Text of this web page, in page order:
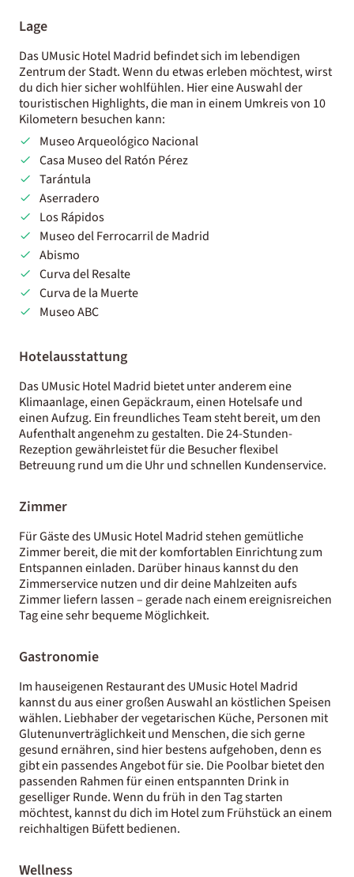
Lage
Das UMusic Hotel Madrid befindet sich im lebendigen
Zentrum der Stadt. Wenn du etwas erleben möchtest, wirst
du dich hier sicher wohlfühlen. Hier eine Auswahl der
touristischen Highlights, die man in einem Umkreis von 10
Kilometern besuchen kann:
Museo Arqueológico Nacional
Casa Museo del Ratón Pérez
Tarántula
Aserradero
Los Rápidos
Museo del Ferrocarril de Madrid
Abismo
Curva del Resalte
Curva de la Muerte
Museo ABC
Hotelausstattung
Das UMusic Hotel Madrid bietet unter anderem eine
Klimaanlage, einen Gepäckraum, einen Hotelsafe und
einen Aufzug. Ein freundliches Team steht bereit, um den
Aufenthalt angenehm zu gestalten. Die 24-Stunden-
Rezeption gewährleistet für die Besucher flexibel
Betreuung rund um die Uhr und schnellen Kundenservice.
Zimmer
Für Gäste des UMusic Hotel Madrid stehen gemütliche
Zimmer bereit, die mit der komfortablen Einrichtung zum
Entspannen einladen. Darüber hinaus kannst du den
Zimmerservice nutzen und dir deine Mahlzeiten aufs
Zimmer liefern lassen – gerade nach einem ereignisreichen
Tag eine sehr bequeme Möglichkeit.
Gastronomie
Im hauseigenen Restaurant des UMusic Hotel Madrid
kannst du aus einer großen Auswahl an köstlichen Speisen
wählen. Liebhaber der vegetarischen Küche, Personen mit
Glutenunverträglichkeit und Menschen, die sich gerne
gesund ernähren, sind hier bestens aufgehoben, denn es
gibt ein passendes Angebot für sie. Die Poolbar bietet den
passenden Rahmen für einen entspannten Drink in
geselliger Runde. Wenn du früh in den Tag starten
möchtest, kannst du dich im Hotel zum Frühstück an einem
reichhaltigen Büfett bedienen.
Wellness